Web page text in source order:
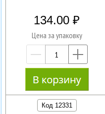
134.00
Цена за упаковку
—
Код 12331